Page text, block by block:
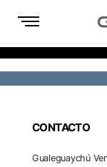
CONTACTO
Gualeguaychú